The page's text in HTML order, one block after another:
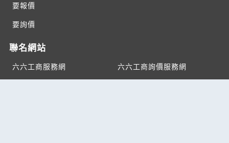
要報價
要詢價
聯名網站
六六工商服務網
六六工商詢價服務網